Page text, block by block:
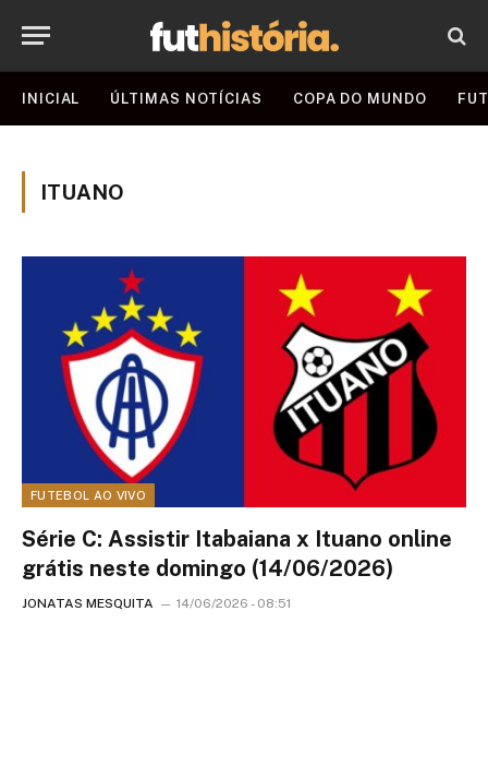
INICIAL ÚLTIMAS NOTÍCIAS COPA DO MUNDO
ITUANO
FUTEBOL AO VIVO
Série C: Assistir Itabaiana x Ituano online
grátis neste domingo (14/06/2026)
JONATAS MESQUITA 14/06/2026 - 08:51